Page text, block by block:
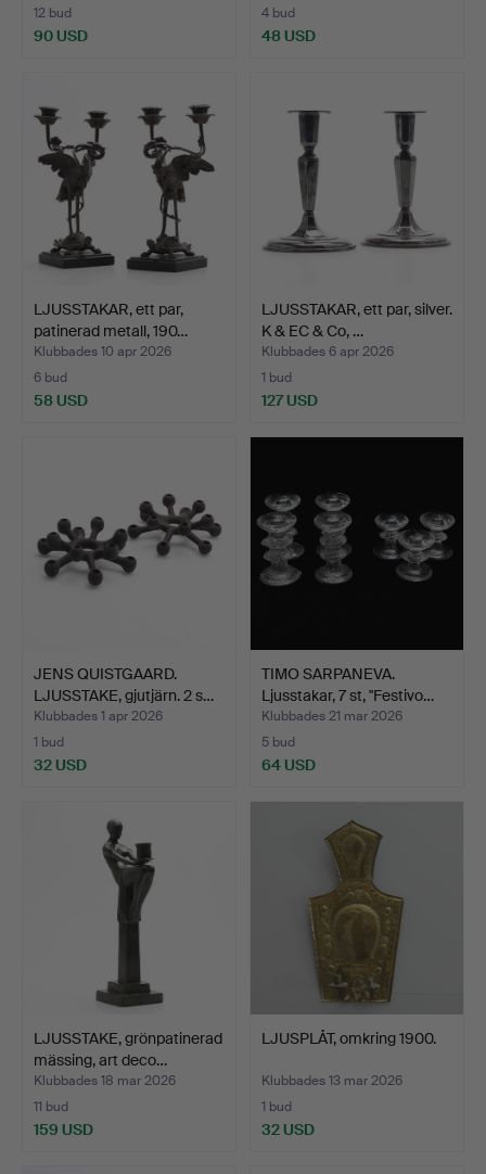
12 bud
90 USD
4 bud
48 USD
LJUSSTAKAR, ett par,
patinerad metall, 190…
Klubbades 10 apr 2026
6 bud
58 USD
LJUSSTAKAR, ett par, silver.
K & EC & Co, …
Klubbades 6 apr 2026
1 bud
127 USD
JENS QUISTGAARD.
LJUSSTAKE, gjutjärn. 2 s…
Klubbades 1 apr 2026
1 bud
32 USD
TIMO SARPANEVA.
Ljusstakar, 7 st, "Festivo…
Klubbades 21 mar 2026
5 bud
64 USD
LJUSSTAKE, grönpatinerad
mässing, art deco…
Klubbades 18 mar 2026
11 bud
159 USD
LJUSPLÅT, omkring 1900.
Klubbades 13 mar 2026
1 bud
32 USD